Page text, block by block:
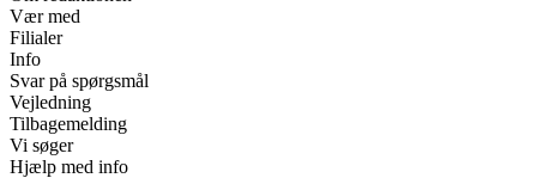
Vær med
Filialer
Info
Svar på spørgsmål
Vejledning
Tilbagemelding
Vi søger
Hjælp med info